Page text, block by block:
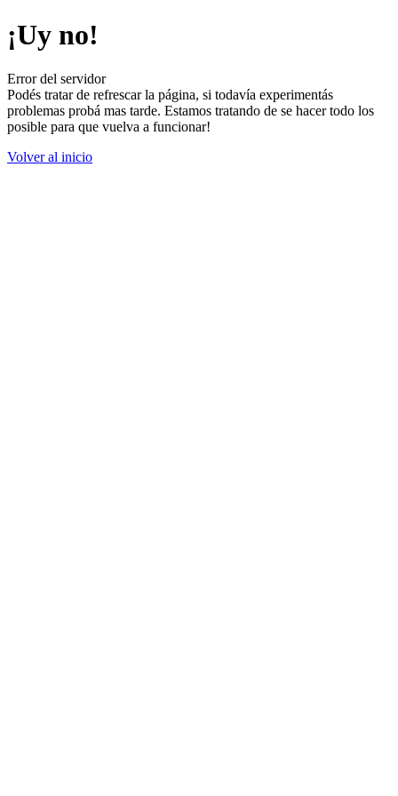
¡Uy no!
Error del servidor
Podés tratar de refrescar la página, si todavía experimentás
problemas probá mas tarde. Estamos tratando de se hacer todo los
posible para que vuelva a funcionar!
Volver al inicio